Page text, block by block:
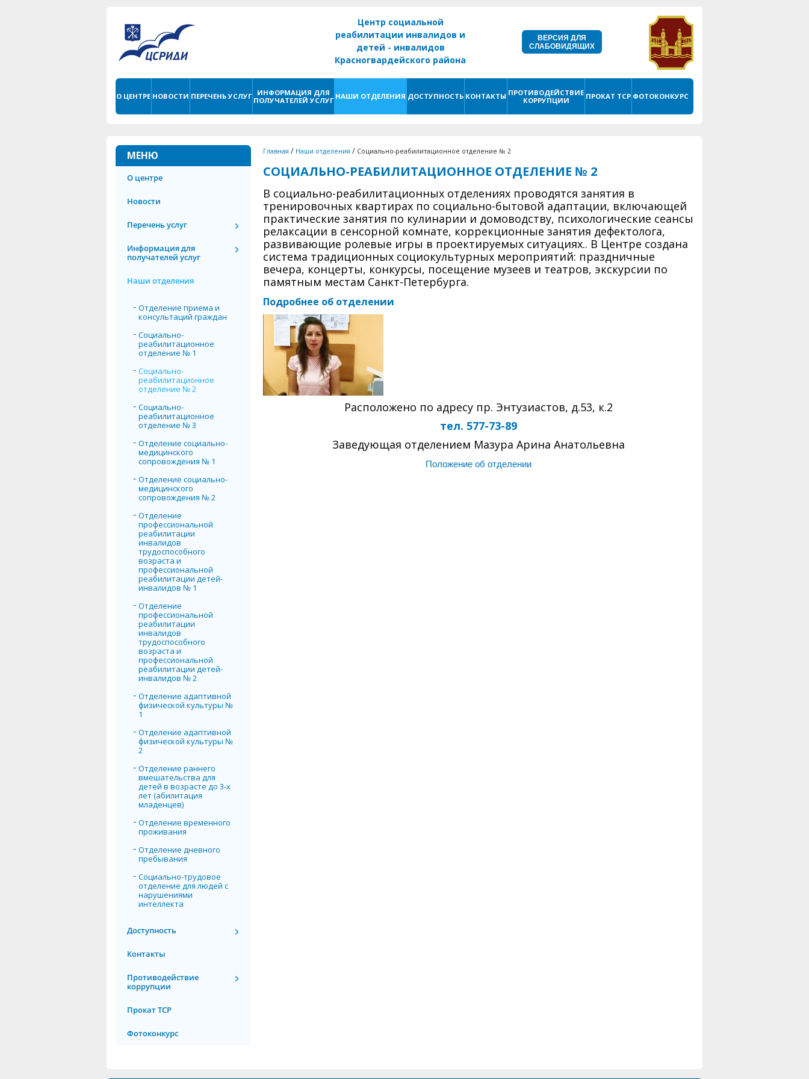
Центр социальной
реабилитации инвалидов и
детей - инвалидов
Красногвардейского района
ВЕРСИЯ ДЛЯ
СЛАБОВИДЯЩИХ
О ЦЕНТРЕ НОВОСТИ ПЕРЕЧЕНЬ УСЛУГ
ИНФОРМАЦИЯ ДЛЯ
ПОЛУЧАТЕЛЕЙ УСЛУГ НАШИ ОТДЕЛЕНИЯ ДОСТУПНОСТЬ КОНТАКТЫ ПРОТИВОДЕЙСТВИЕ
КОРРУПЦИИ
ПРОКАТ ТСР ФОТОКОНКУРС
МЕНЮ
О центре
Новости
Перечень услуг
Информация для
получателей услуг
Наши отделения
Отделение приема и
консультаций граждан
Социально-
реабилитационное
отделение № 1
Социально-
реабилитационное
отделение № 2
Социально-
реабилитационное
отделение № 3
Отделение социально-
медицинского
сопровождения № 1
Отделение социально-
медицинского
сопровождения № 2
Отделение
профессиональной
реабилитации
инвалидов
трудоспособного
возраста и
профессиональной
реабилитации детей-
инвалидов № 1
Отделение
профессиональной
реабилитации
инвалидов
трудоспособного
возраста и
профессиональной
реабилитации детей-
инвалидов № 2
Отделение адаптивной
физической культуры №
1
Отделение адаптивной
физической культуры №
2
Отделение раннего
вмешательства для
детей в возрасте до 3-х
лет (абилитация
младенцев)
Отделение временного
проживания
Отделение дневного
пребывания
Социально-трудовое
отделение для людей с
нарушениями
интеллекта
Доступность
Контакты
Противодействие
коррупции
Прокат ТСР
Фотоконкурс
Главная / Наши отделения / Социально-реабилитационное отделение № 2
СОЦИАЛЬНО-РЕАБИЛИТАЦИОННОЕ ОТДЕЛЕНИЕ № 2
В социально-реабилитационных отделениях проводятся занятия в
тренировочных квартирах по социально-бытовой адаптации, включающей
практические занятия по кулинарии и домоводству, психологические сеансы
релаксации в сенсорной комнате, коррекционные занятия дефектолога,
развивающие ролевые игры в проектируемых ситуациях.. В Центре создана
система традиционных социокультурных мероприятий: праздничные
вечера, концерты, конкурсы, посещение музеев и театров, экскурсии по
памятным местам Санкт-Петербурга.
Подробнее об отделении
Расположено по адресу пр. Энтузиастов, д.53, к.2
тел. 577-73-89
Заведующая отделением Мазура Арина Анатольевна
Положение об отделении